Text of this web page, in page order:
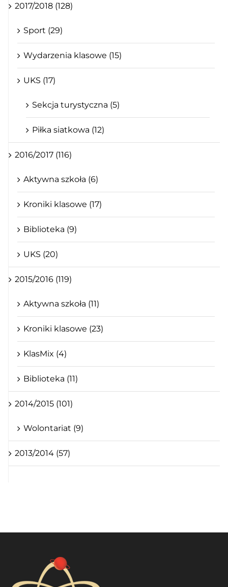
2017/2018 (128)
Sport (29)
Wydarzenia klasowe (15)
UKS (17)
Sekcja turystyczna (5)
Piłka siatkowa (12)
2016/2017 (116)
Aktywna szkoła (6)
Kroniki klasowe (17)
Biblioteka (9)
UKS (20)
2015/2016 (119)
Aktywna szkoła (11)
Kroniki klasowe (23)
KlasMix (4)
Biblioteka (11)
2014/2015 (101)
Wolontariat (9)
2013/2014 (57)